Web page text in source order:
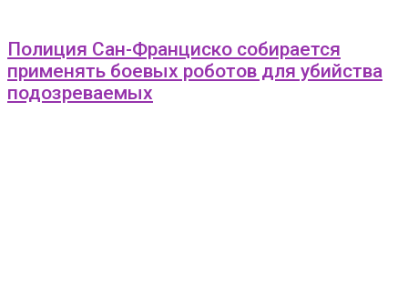
Полиция Сан-Франциско собирается
применять боевых роботов для убийства
подозреваемых